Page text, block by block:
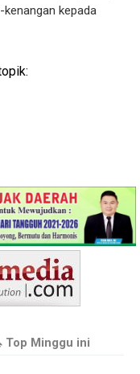
kepada
Top Minggu ini